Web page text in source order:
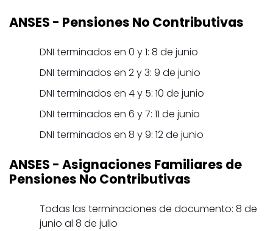
ANSES - Pensiones No Contributivas
DNI terminados en 0 y 1: 8 de junio
DNI terminados en 2 y 3: 9 de junio
DNI terminados en 4 y 5: 10 de junio
DNI terminados en 6 y 7: 11 de junio
DNI terminados en 8 y 9: 12 de junio
ANSES - Asignaciones Familiares de
Pensiones No Contributivas
Todas las terminaciones de documento: 8 de
junio al 8 de julio